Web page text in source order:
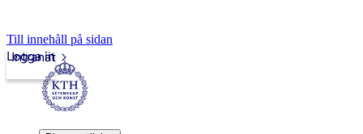
Till innehåll på sidan
Intranät
Logga in